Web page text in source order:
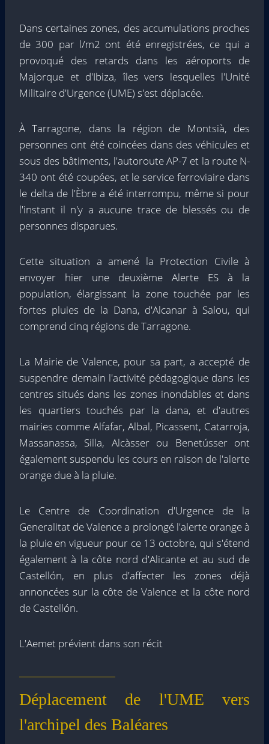
Dans certaines zones, des accumulations proches
de 300 par l/m2 ont été enregistrées, ce qui a
provoqué des retards dans les aéroports de
Majorque et d'Ibiza, îles vers lesquelles l'Unité
Militaire d'Urgence (UME) s'est déplacée.
À Tarragone, dans la région de Montsià, des
personnes ont été coincées dans des véhicules et
sous des bâtiments, l'autoroute AP-7 et la route N-
340 ont été coupées, et le service ferroviaire dans
le delta de l'Èbre a été interrompu, même si pour
l'instant il n'y a aucune trace de blessés ou de
personnes disparues.
Cette situation a amené la Protection Civile à
envoyer hier une deuxième Alerte ES à la
population, élargissant la zone touchée par les
fortes pluies de la Dana, d'Alcanar à Salou, qui
comprend cinq régions de Tarragone.
La Mairie de Valence, pour sa part, a accepté de
suspendre demain l'activité pédagogique dans les
centres situés dans les zones inondables et dans
les quartiers touchés par la dana, et d'autres
mairies comme Alfafar, Albal, Picassent, Catarroja,
Massanassa, Silla, Alcàsser ou Benetússer ont
également suspendu les cours en raison de l'alerte
orange due à la pluie.
Le Centre de Coordination d'Urgence de la
Generalitat de Valence a prolongé l'alerte orange à
la pluie en vigueur pour ce 13 octobre, qui s'étend
également à la côte nord d'Alicante et au sud de
Castellón, en plus d'affecter les zones déjà
annoncées sur la côte de Valence et la côte nord
de Castellón.
L'Aemet prévient dans son récit
Déplacement de l'UME vers
l'archipel des Baléares